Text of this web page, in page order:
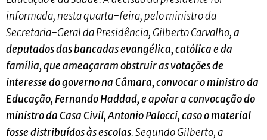
informada, nesta quarta-feira, pelo ministro da
Secretaria-Geral da Presidência, Gilberto Carvalho,a
deputados das bancadas evangélica, católica e da
família, que ameaçaram obstruir as votações de
interesse do governo na Câmara, convocar o ministro da
Educação, Fernando Haddad, e apoiar a convocação do
ministro da Casa Civil, Antonio Palocci, caso o material
fosse distribuídos às escolas. Segundo Gilberto, a